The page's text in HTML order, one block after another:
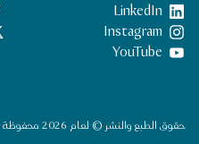
LinkedIn
‎Instagram‏
YouTube
حقوق الطبع والنشر © لعام 2026 محفوظة لقطر للسياحة | جميع الحقوق محفوظة